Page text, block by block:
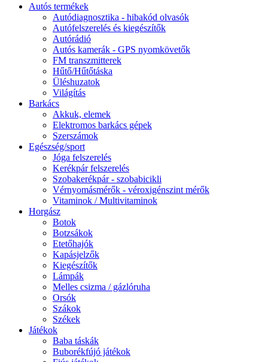
Autós termékek
Autódiagnosztika - hibakód olvasók
Autófelszerelés és kiegészítők
Autórádió
Autós kamerák - GPS nyomkövetők
FM transzmitterek
Hűtő/Hűtőtáska
Üléshuzatok
Világítás
Barkács
Akkuk, elemek
Elektromos barkács gépek
Szerszámok
Egészség/sport
Jóga felszerelés
Kerékpár felszerelés
Szobakerékpár - szobabicikli
Vérnyomásmérők - véroxigénszint mérők
Vitaminok / Multivitaminok
Horgász
Botok
Botzsákok
Etetőhajók
Kapásjelzők
Kiegészítők
Lámpák
Melles csizma / gázlóruha
Orsók
Szákok
Székek
Játékok
Baba táskák
Buborékfújó játékok